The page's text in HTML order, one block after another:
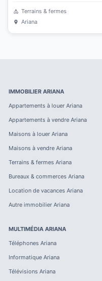
Terrains & fermes
Ariana
IMMOBILIER ARIANA
Appartements à louer Ariana
Appartements à vendre Ariana
Maisons à louer Ariana
Maisons à vendre Ariana
Terrains & fermes Ariana
Bureaux & commerces Ariana
Location de vacances Ariana
Autre immobilier Ariana
MULTIMÉDIA ARIANA
Téléphones Ariana
Informatique Ariana
Télévisions Ariana